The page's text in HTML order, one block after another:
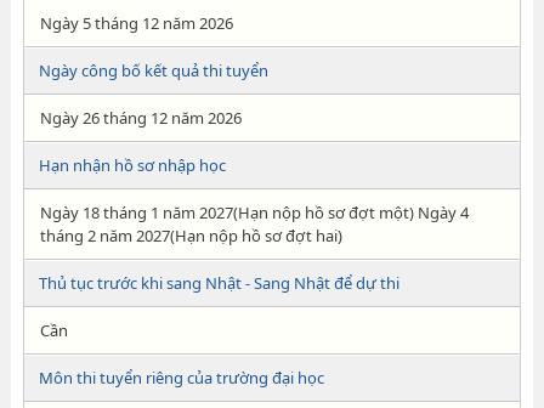
Ngày 5 tháng 12 năm 2026
Ngày công bố kết quả thi tuyển
Ngày 26 tháng 12 năm 2026
Hạn nhận hồ sơ nhập học
Ngày 18 tháng 1 năm 2027(Hạn nộp hồ sơ đợt một) Ngày 4
tháng 2 năm 2027(Hạn nộp hồ sơ đợt hai)
Thủ tục trước khi sang Nhật - Sang Nhật để dự thi
Cần
Môn thi tuyển riêng của trường đại học